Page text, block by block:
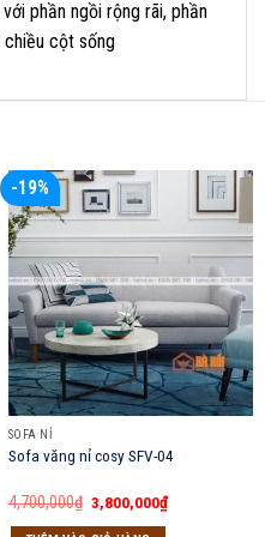
phần ngồi rộng rãi, phần
cột sống
-19%
SOFA NỈ
Sofa văng nỉ cosy SFV-04
4,700,000₫ Giá
gốc
là:
3,800,000₫Giá
hiện